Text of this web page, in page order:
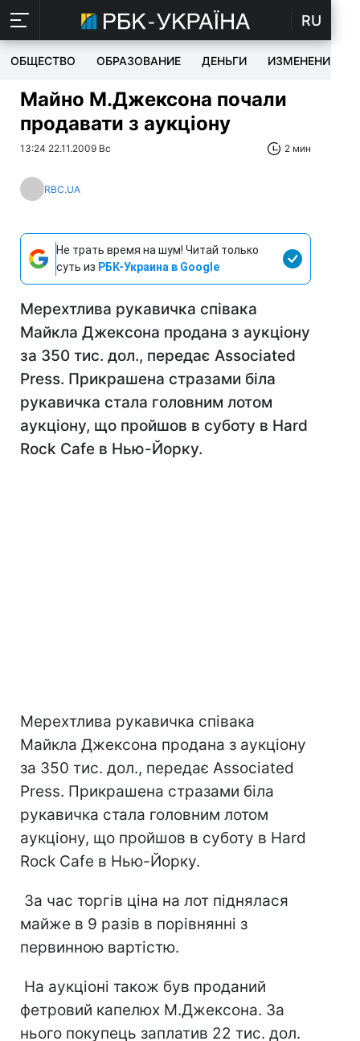
RU
ОБЩЕСТВО ОБРАЗОВАНИЕ ДЕНЬГИ ИЗМЕНЕНИЯ
Майно М.Джексона почали
продавати з аукціону
13:24 22.11.2009 Вс 2 мин
RBC.UA
Не трать время на шум! Читай только
суть из РБК-Украина в Google
Мерехтлива рукавичка співака
Майкла Джексона продана з аукціону
за 350 тис. дол., передає Associated
Press. Прикрашена стразами біла
рукавичка стала головним лотом
аукціону, що пройшов в суботу в Hard
Rock Cafe в Нью-Йорку.
Мерехтлива рукавичка співака
Майкла Джексона продана з аукціону
за 350 тис. дол., передає Associated
Press. Прикрашена стразами біла
рукавичка стала головним лотом
аукціону, що пройшов в суботу в Hard
Rock Cafe в Нью-Йорку.
За час торгів ціна на лот піднялася
майже в 9 разів в порівнянні з
первинною вартістю.
На аукціоні також був проданий
фетровий капелюх М.Джексона. За
нього покупець заплатив 22 тис. дол.